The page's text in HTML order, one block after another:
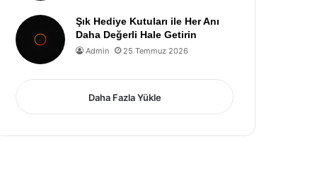
Şık Hediye Kutuları ile Her Anı
Daha Değerli Hale Getirin
Admin 25 Temmuz 2026
Daha Fazla Yükle